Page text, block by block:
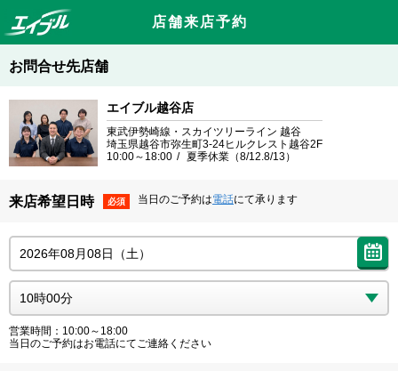
店舗来店予約
お問合せ先店舗
エイブル越谷店
東武伊勢崎線・スカイツリーライン 越谷
埼玉県越谷市弥生町3-24ヒルクレスト越谷2F
10:00～18:00
夏季休業（8/12.8/13）
来店希望日時 必須 当日のご予約は電話にて承ります
営業時間：10:00～18:00
当日のご予約はお電話にてご連絡ください